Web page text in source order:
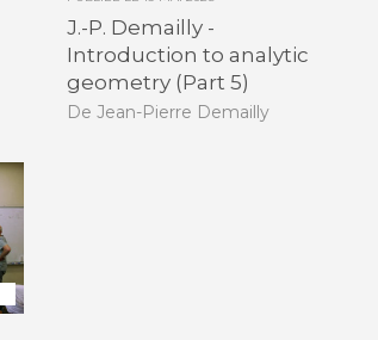
J.-P. Demailly -
Introduction to analytic
geometry (Part 5)
De Jean-Pierre Demailly